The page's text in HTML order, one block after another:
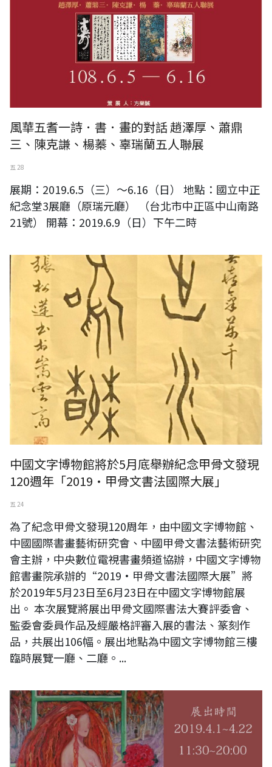
風華五耆一詩．書．畫的對話 趙澤厚、蕭鼎
三、陳克謙、楊蓁、辜瑞蘭五人聯展
五 28
展期：2019.6.5（三）～6.16（日） 地點：國立中正
紀念堂3展廳（原瑞元廳） （台北市中正區中山南路
21號） 開幕：2019.6.9（日）下午二時
2019•甲骨文書法國際大展
中國文字博物館將於5月底舉辦紀念甲骨文發現
120週年「2019•甲骨文書法國際大展」
五 24
為了紀念甲骨文發現120周年，由中國文字博物館、
中國國際書畫藝術研究會、中國甲骨文書法藝術研究
會主辦，中央數位電視書畫頻道協辦，中國文字博物
館書畫院承辦的“2019·甲骨文書法國際大展”將
於2019年5月23日至6月23日在中國文字博物館展
出。 本次展覽將展出甲骨文國際書法大賽評委會、
監委會委員作品及經嚴格評審入展的書法、篆刻作
品，共展出106幅。展出地點為中國文字博物館三樓
臨時展覽一廳、二廳。...
2019 足跡 重拾畫筆20週年一黃秋燕 西畫個展